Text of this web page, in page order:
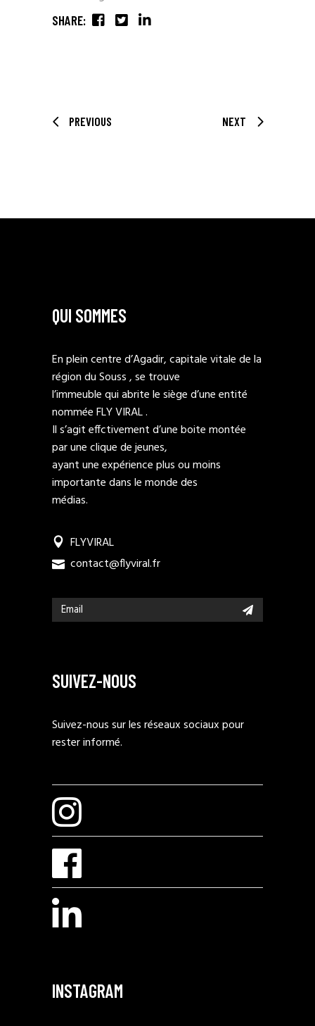
SHARE:
PREVIOUS NEXT
QUI SOMMES
En plein centre d’Agadir, capitale vitale de la
région du Souss , se trouve
l’immeuble qui abrite le siège d’une entité
nommée FLY VIRAL .
Il s’agit effctivement d’une boite montée
par une clique de jeunes,
ayant une expérience plus ou moins
importante dans le monde des
médias.
FLYVIRAL
contact@flyviral.fr
SUIVEZ-NOUS
Suivez-nous sur les réseaux sociaux pour
rester informé.
INSTAGRAM